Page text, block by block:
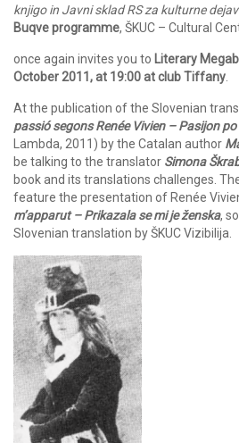
knjigo in Javni sklad RS za kulturne
Buqve programme, ŠKUC – Cultural
once again invites you to Literary
October 2011, at 19:00 at club Tiffany
At the publication of the Slovenian
passió segons Renée Vivien – Pasijon po
Lambda, 2011) by the Catalan author
be talking to the translator Simona
book and its translations challenges.
feature the presentation of Renée
m’apparut – Prikazala se mi je ženska,
Slovenian translation by ŠKUC Vizibilija.